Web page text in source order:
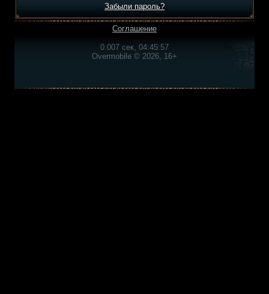
Забыли пароль?
Соглашение
0.007 сек, 04:45:57
Overmobile © 2026, 16+